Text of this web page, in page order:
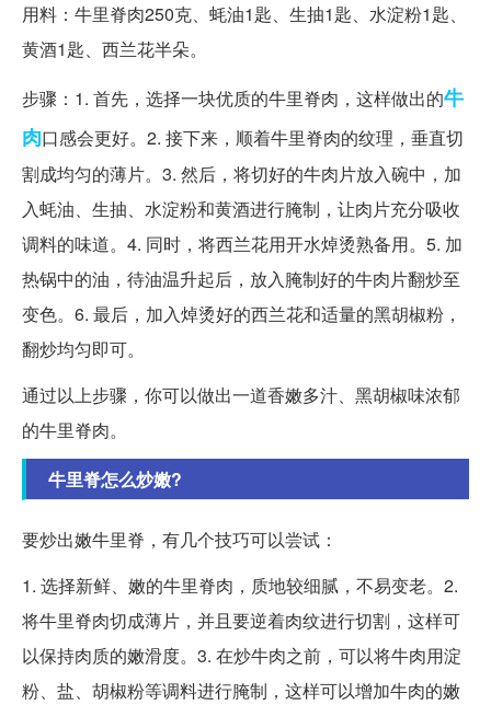
用料：牛里脊肉250克、蚝油1匙、生抽1匙、水淀粉1匙、
黄酒1匙、西兰花半朵。
步骤：1. 首先，选择一块优质的牛里脊肉，这样做出的牛
肉口感会更好。2. 接下来，顺着牛里脊肉的纹理，垂直切
割成均匀的薄片。3. 然后，将切好的牛肉片放入碗中，加
入蚝油、生抽、水淀粉和黄酒进行腌制，让肉片充分吸收
调料的味道。4. 同时，将西兰花用开水焯烫熟备用。5. 加
热锅中的油，待油温升起后，放入腌制好的牛肉片翻炒至
变色。6. 最后，加入焯烫好的西兰花和适量的黑胡椒粉，
翻炒均匀即可。
通过以上步骤，你可以做出一道香嫩多汁、黑胡椒味浓郁
的牛里脊肉。
牛里脊怎么炒嫩?
要炒出嫩牛里脊，有几个技巧可以尝试：
1. 选择新鲜、嫩的牛里脊肉，质地较细腻，不易变老。2.
将牛里脊肉切成薄片，并且要逆着肉纹进行切割，这样可
以保持肉质的嫩滑度。3. 在炒牛肉之前，可以将牛肉用淀
粉、盐、胡椒粉等调料进行腌制，这样可以增加牛肉的嫩